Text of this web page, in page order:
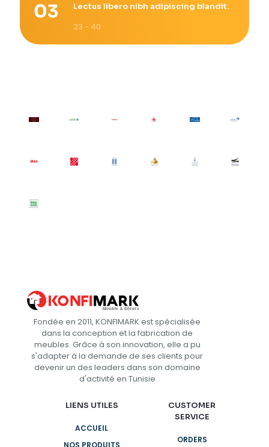
Lectus libero nibh adipiscing blandit.
23 - 40
Fondée en 2011, KONFIMARK est spécialisée
dans la conception et la fabrication de
meubles. Grâce à son innovation, elle a pu
s'adapter à la demande de ses clients pour
devenir un des leaders dans son domaine
d'activité en Tunisie
LIENS UTILES
ACCUEIL
NOS PRODUITS
CUSTOMER
SERVICE
ORDERS